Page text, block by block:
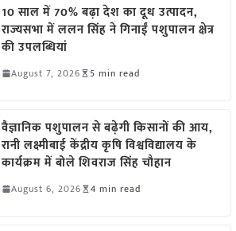
10 साल में 70% बढ़ा देश का दूध उत्पादन,
राज्यसभा में ललन सिंह ने गिनाईं पशुपालन क्षेत्र
की उपलब्धियां
August 7, 2026 5 min read
वैज्ञानिक पशुपालन से बढ़ेगी किसानों की आय,
रानी लक्ष्मीबाई केंद्रीय कृषि विश्वविद्यालय के
कार्यक्रम में बोले शिवराज सिंह चौहान
August 6, 2026 4 min read